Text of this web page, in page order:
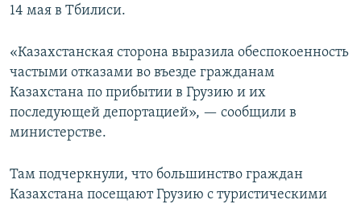
14 мая в Тбилиси.
«Казахстанская сторона выразила обеспокоенность
частыми отказами во въезде гражданам
Казахстана по прибытии в Грузию и их
последующей депортацией», — сообщили в
министерстве.
Там подчеркнули, что большинство граждан
Казахстана посещают Грузию с туристическими